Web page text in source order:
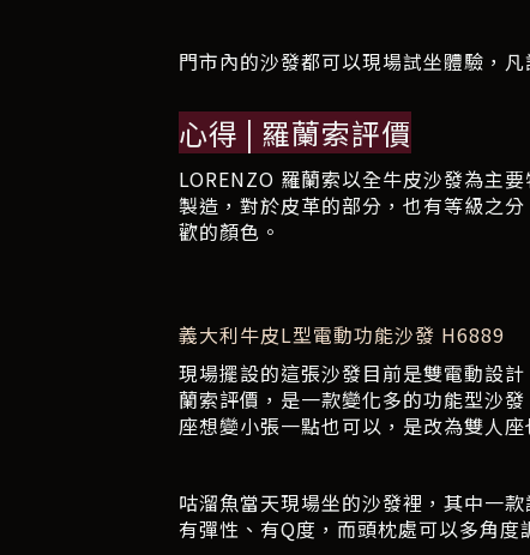
門市內的沙發都可以現場試坐體驗，
心得 | 羅蘭索評價
LORENZO 羅蘭索以全牛皮沙發為主
製造，對於皮革的部分，也有等級之
歡的顏色。
義大利牛皮L型電動功能沙發 H6889
現場擺設的這張沙發目前是雙電動設
蘭索評價，是一款變化多的功能型沙
座想變小張一點也可以，是改為雙人座
咕溜魚當天現場坐的沙發裡，其中一
有彈性、有Q度，而頭枕處可以多角